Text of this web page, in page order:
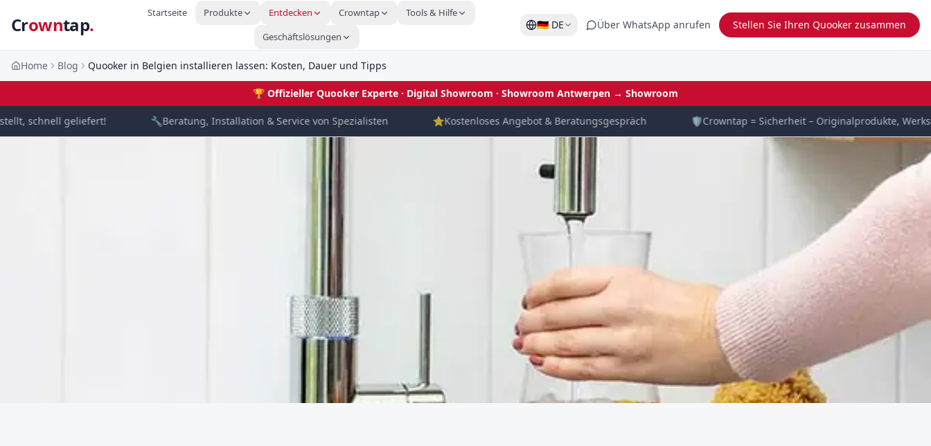
Crowntap.
Startseite Produkte Entdecken Crowntap
Tools & Hilfe
Geschäftslösungen
🇩🇪 DE Über WhatsApp anrufen Stellen Sie Ihren Quooker zusammen
Home Blog Quooker in Belgien installieren lassen: Kosten, Dauer und Tipps
🏆 Offizieller Quooker Experte · Digital Showroom · Showroom Antwerpen → Showroom
schnell geliefert! Beratung, Installation & Service von Spezialisten Kostenloses Angebot & Beratungsgespräch Crowntap = Sicherheit – Originalprodukte,